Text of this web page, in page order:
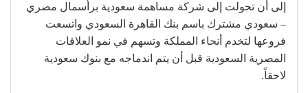
إلى أن تحولت إلى شركة مساهمة سعودية برأسمال مصري
– سعودي مشترك باسم بنك القاهرة السعودي واتسعت
فروعها لتخدم أنحاء المملكة وتسهم في نمو العلاقات
المصرية السعودية قبل أن يتم اندماجه مع بنوك سعودية
لاحقاً.